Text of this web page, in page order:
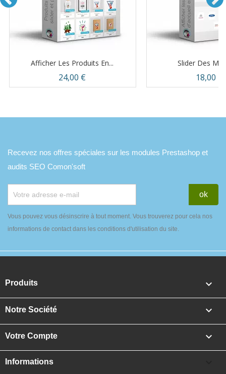
Afficher Les Produits En...
Prix
24,00 €
Slider Des
Prix
18,00 €
Recevez nos offres spéciales sur les modules Prestashop et
audits SEO Comon'soft
Vous pouvez vous désinscrire à tout moment. Vous trouverez pour cela nos
informations de contact dans les conditions d'utilisation du site.
Produits 
Notre Société 
Votre Compte 
Informations